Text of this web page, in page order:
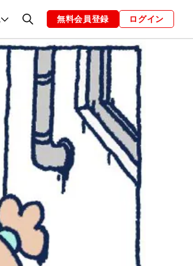
・結婚 編集部 お知らせ
無料会員登録 ログイン